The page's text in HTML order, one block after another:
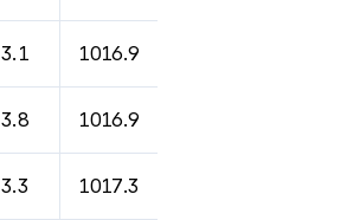
3.1 1016.9
3.8 1016.9
3.3 1017.3